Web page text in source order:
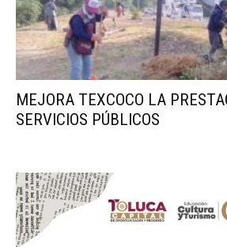
MEJORA TEXCOCO LA
SERVICIOS PÚBLICOS